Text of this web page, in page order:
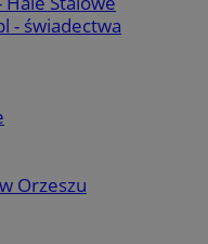
- świadectwa
Orzeszu